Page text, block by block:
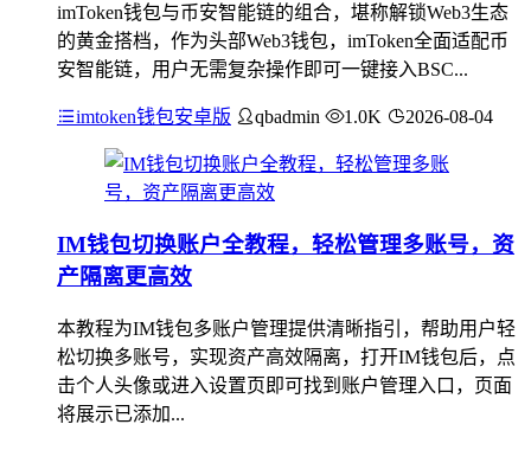
imToken钱包与币安智能链的组合，堪称解锁Web3生态
的黄金搭档，作为头部Web3钱包，imToken全面适配币
安智能链，用户无需复杂操作即可一键接入BSC...
imtoken钱包安卓版 qbadmin 1.0K 2026-08-04
IM钱包切换账户全教程，轻松管理多账号，资
产隔离更高效
本教程为IM钱包多账户管理提供清晰指引，帮助用户轻
松切换多账号，实现资产高效隔离，打开IM钱包后，点
击个人头像或进入设置页即可找到账户管理入口，页面
将展示已添加...